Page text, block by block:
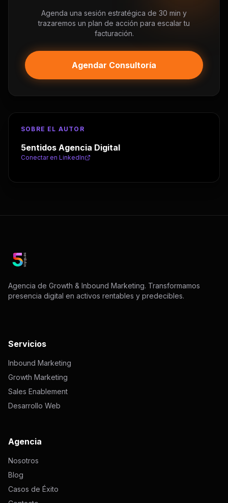
Agenda una sesión estratégica de 30 min y
trazaremos un plan de acción para escalar tu
facturación.
Agendar Consultoría
SOBRE EL AUTOR
5entidos Agencia Digital
Conectar en LinkedIn
Agencia de Growth & Inbound Marketing. Transformamos
presencia digital en activos rentables y predecibles.
Servicios
Inbound Marketing
Growth Marketing
Sales Enablement
Desarrollo Web
Agencia
Nosotros
Blog
Casos de Éxito